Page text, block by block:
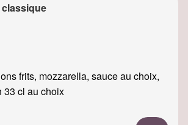
frits, mozzarella, sauce au choix,
33 cl au choix